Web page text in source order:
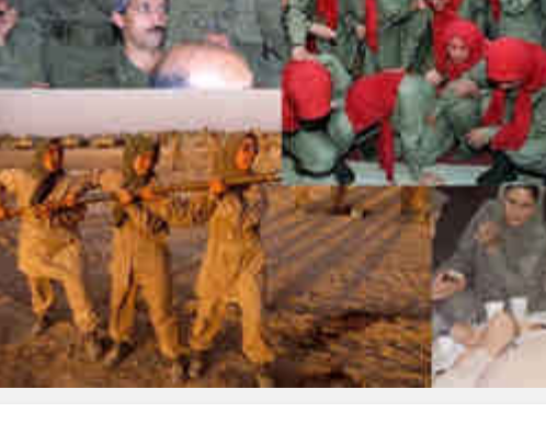
*چندرسانه‌ای
فیلم
گالری
اینفوگرافی
عکس
صوت و فیلم
*استان ها
آذربایجان
آذربایجان
اردبیل
اصفهان
البرز
ایلام
بوشهر
تهران